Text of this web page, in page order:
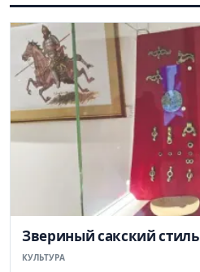
Звериный сакский стиль
КУЛЬТУРА